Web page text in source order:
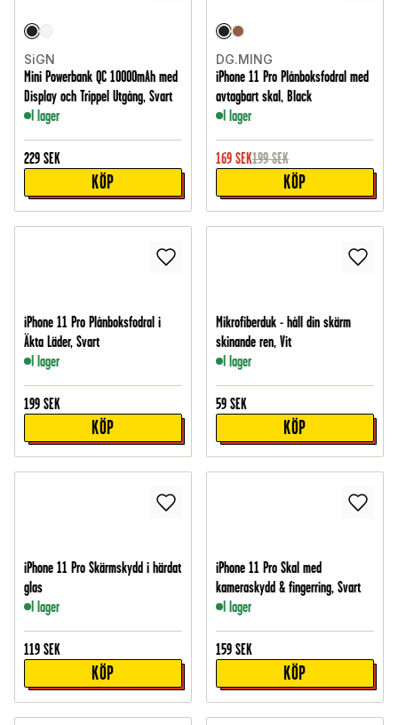
SiGN
Mini Powerbank QC 10000mAh med
Display och Trippel Utgång, Svart
I lager
229 SEK
KÖP
DG.MING
iPhone 11 Pro Plånboksfodral med
avtagbart skal, Black
I lager
169 SEK199 SEK
KÖP
iPhone 11 Pro Plånboksfodral i
Äkta Läder, Svart
I lager
199 SEK
KÖP
Mikrofiberduk - håll din skärm
skinande ren, Vit
I lager
59 SEK
KÖP
iPhone 11 Pro Skärmskydd i härdat
glas
I lager
119 SEK
KÖP
iPhone 11 Pro Skal med
kameraskydd & fingerring, Svart
I lager
159 SEK
KÖP